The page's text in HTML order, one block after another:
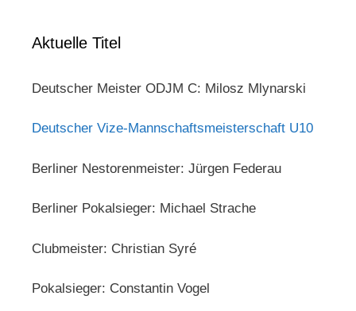
Aktuelle Titel
Deutscher Meister ODJM C: Milosz Mlynarski
Deutscher Vize-Mannschaftsmeisterschaft U10
Berliner Nestorenmeister: Jürgen Federau
Berliner Pokalsieger: Michael Strache
Clubmeister: Christian Syré
Pokalsieger: Constantin Vogel